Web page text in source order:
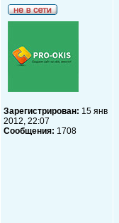
Зарегистрирован: 15 янв
2012, 22:07
Сообщения: 1708